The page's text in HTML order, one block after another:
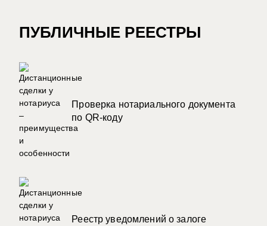
ПУБЛИЧНЫЕ РЕЕСТРЫ
Проверка нотариального документа
по QR-коду
Реестр уведомлений о залоге